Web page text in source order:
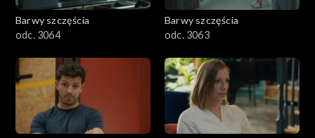
Barwy szczęścia
odc. 3064
Barwy szczęścia
odc. 3063